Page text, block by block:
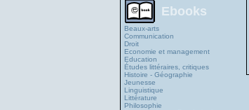
Ebooks
Beaux-arts
Communication
Droit
Economie et management
Education
Études littéraires, critiques
Histoire - Géographie
Jeunesse
Linguistique
Littérature
Philosophie